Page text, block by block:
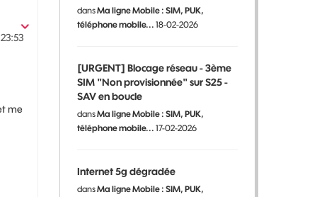
23:53
me
dansMa ligne Mobile : SIM, PUK,
téléphone mobile... 18-02-2026
[URGENT] Blocage réseau - 3ème
SIM "Non provisionnée" sur S25 -
SAV en boucle
dansMa ligne Mobile : SIM, PUK,
téléphone mobile... 17-02-2026
Internet 5g dégradée
dansMa ligne Mobile : SIM, PUK,